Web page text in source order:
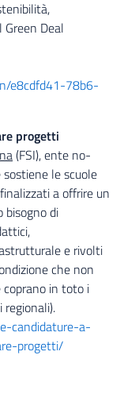
Deal
e8cdfd41-78b6-
progetti
(FSI), ente no-
le scuole
a offrire un
bisogno di
e rivolti
che non
coprano in toto i
regionali).
candidature-a-
progetti/